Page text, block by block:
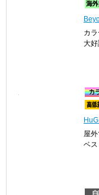
カ
大
屋
ベ